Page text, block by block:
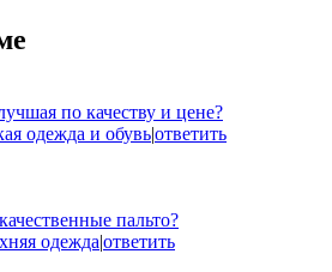
по качеству и цене?
одежда и обувь|ответить
пальто?
одежда|ответить